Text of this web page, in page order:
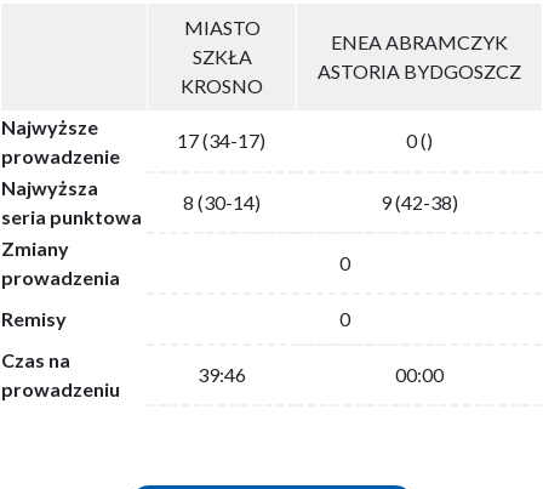
MIASTO
SZKŁA
KROSNO
ENEA ABRAMCZYK
ASTORIA BYDGOSZCZ
Najwyższe
prowadzenie
17 (34-17) 0 ()
Najwyższa
seria punktowa
8 (30-14)
9 (42-38)
Zmiany
prowadzenia
0
Remisy
0
Czas na
prowadzeniu
39:46 00:00